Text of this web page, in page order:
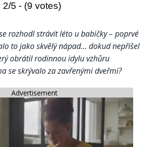
2/5 - (9 votes)
rozhodl strávit léto u babičky – poprvé
to jako skvělý nápad… dokud nepřišel
obrátil rodinnou idylu vzhůru
se skrývalo za zavřenými dveřmi?
Advertisement